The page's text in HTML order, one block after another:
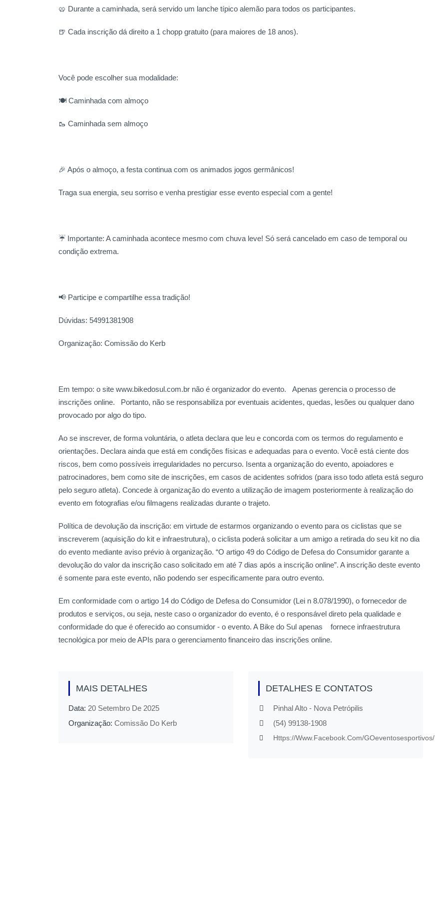
🥨 Durante a caminhada, será servido um lanche típico alemão para todos os participantes.
🍺 Cada inscrição dá direito a 1 chopp gratuito (para maiores de 18 anos).
Você pode escolher sua modalidade:
🍽️ Caminhada com almoço
🥾 Caminhada sem almoço
🎉 Após o almoço, a festa continua com os animados jogos germânicos!
Traga sua energia, seu sorriso e venha prestigiar esse evento especial com a gente!
☔ Importante: A caminhada acontece mesmo com chuva leve! Só será cancelado em caso de temporal ou
condição extrema.
📢 Participe e compartilhe essa tradição!
Dúvidas: 54991381908
Organização: Comissão do Kerb
Em tempo: o site www.bikedosul.com.br não é organizador do evento. Apenas gerencia o processo de
inscrições online. Portanto, não se responsabiliza por eventuais acidentes, quedas, lesões ou qualquer dano
provocado por algo do tipo.
Ao se inscrever, de forma voluntária, o atleta declara que leu e concorda com os termos do regulamento e
orientações. Declara ainda que está em condições físicas e adequadas para o evento. Você está ciente dos
riscos, bem como possíveis irregularidades no percurso. Isenta a organização do evento, apoiadores e
patrocinadores, bem como site de inscrições, em casos de acidentes sofridos (para isso todo atleta está seguro
pelo seguro atleta). Concede à organização do evento a utilização de imagem posteriormente à realização do
evento em fotografias e/ou filmagens realizadas durante o trajeto.
Política de devolução da inscrição: em virtude de estarmos organizando o evento para os ciclistas que se
inscreverem (aquisição do kit e infraestrutura), o ciclista poderá solicitar a um amigo a retirada do seu kit no dia
do evento mediante aviso prévio à organização. “O artigo 49 do Código de Defesa do Consumidor garante a
devolução do valor da inscrição caso solicitado em até 7 dias após a inscrição online”. A inscrição deste evento
é somente para este evento, não podendo ser especificamente para outro evento.
Em conformidade com o artigo 14 do Código de Defesa do Consumidor (Lei n 8.078/1990), o fornecedor de
produtos e serviços, ou seja, neste caso o organizador do evento, é o responsável direto pela qualidade e
conformidade do que é oferecido ao consumidor - o evento. A Bike do Sul apenas
fornece infraestrutura
tecnológica por meio de APIs para o gerenciamento financeiro das inscrições online.
MAIS DETALHES
Data: 20 Setembro De 2025
Organização: Comissão Do Kerb
DETALHES E CONTATOS
Pinhal Alto - Nova Petrópilis
(54) 99138-1908
Https://www.facebook.com/GOeventosesportivos/